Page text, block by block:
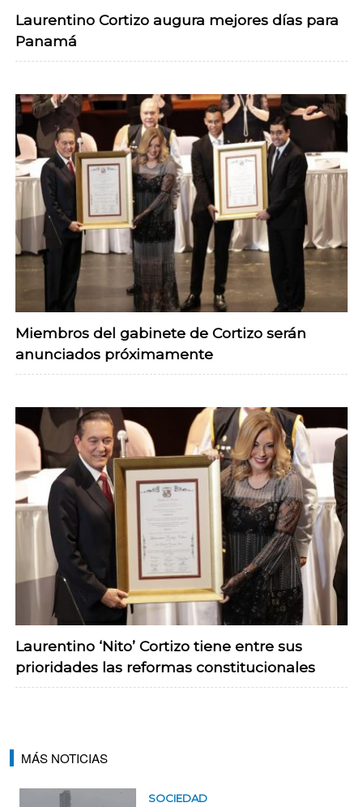
Laurentino Cortizo augura mejores días para
Panamá
Miembros del gabinete de Cortizo serán
anunciados próximamente
Laurentino ‘Nito’ Cortizo tiene entre sus
prioridades las reformas constitucionales
MÁS NOTICIAS
SOCIEDAD